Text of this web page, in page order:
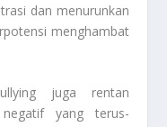
dan menurunkan
menghambat
juga rentan
negatif yang terus-